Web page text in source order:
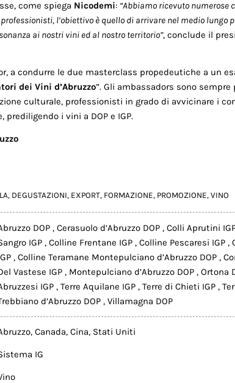
come spiega Nicodemi: “Abbiamo ricevuto numerose
l’obiettivo è quello di arrivare nel medio lungo
ai nostri vini ed al nostro territorio”, conclude il
a condurre le due masterclass propedeutiche a un
dei Vini d’Abruzzo”. Gli ambassadors sono sempre
culturale, professionisti in grado di avvicinare i
i vini a DOP e IGP.
, DEGUSTAZIONI, EXPORT, FORMAZIONE, PROMOZIONE, VINO
DOP , Cerasuolo d’Abruzzo DOP , Colli Aprutini
IGP , Colline Frentane IGP , Colline Pescaresi IGP ,
, Colline Teramane Montepulciano d’Abruzzo DOP ,
Vastese IGP , Montepulciano d’Abruzzo DOP , Ortona
IGP , Terre Aquilane IGP , Terre di Chieti IGP ,
d’Abruzzo DOP , Villamagna DOP
, Canada, Cina, Stati Uniti
IG